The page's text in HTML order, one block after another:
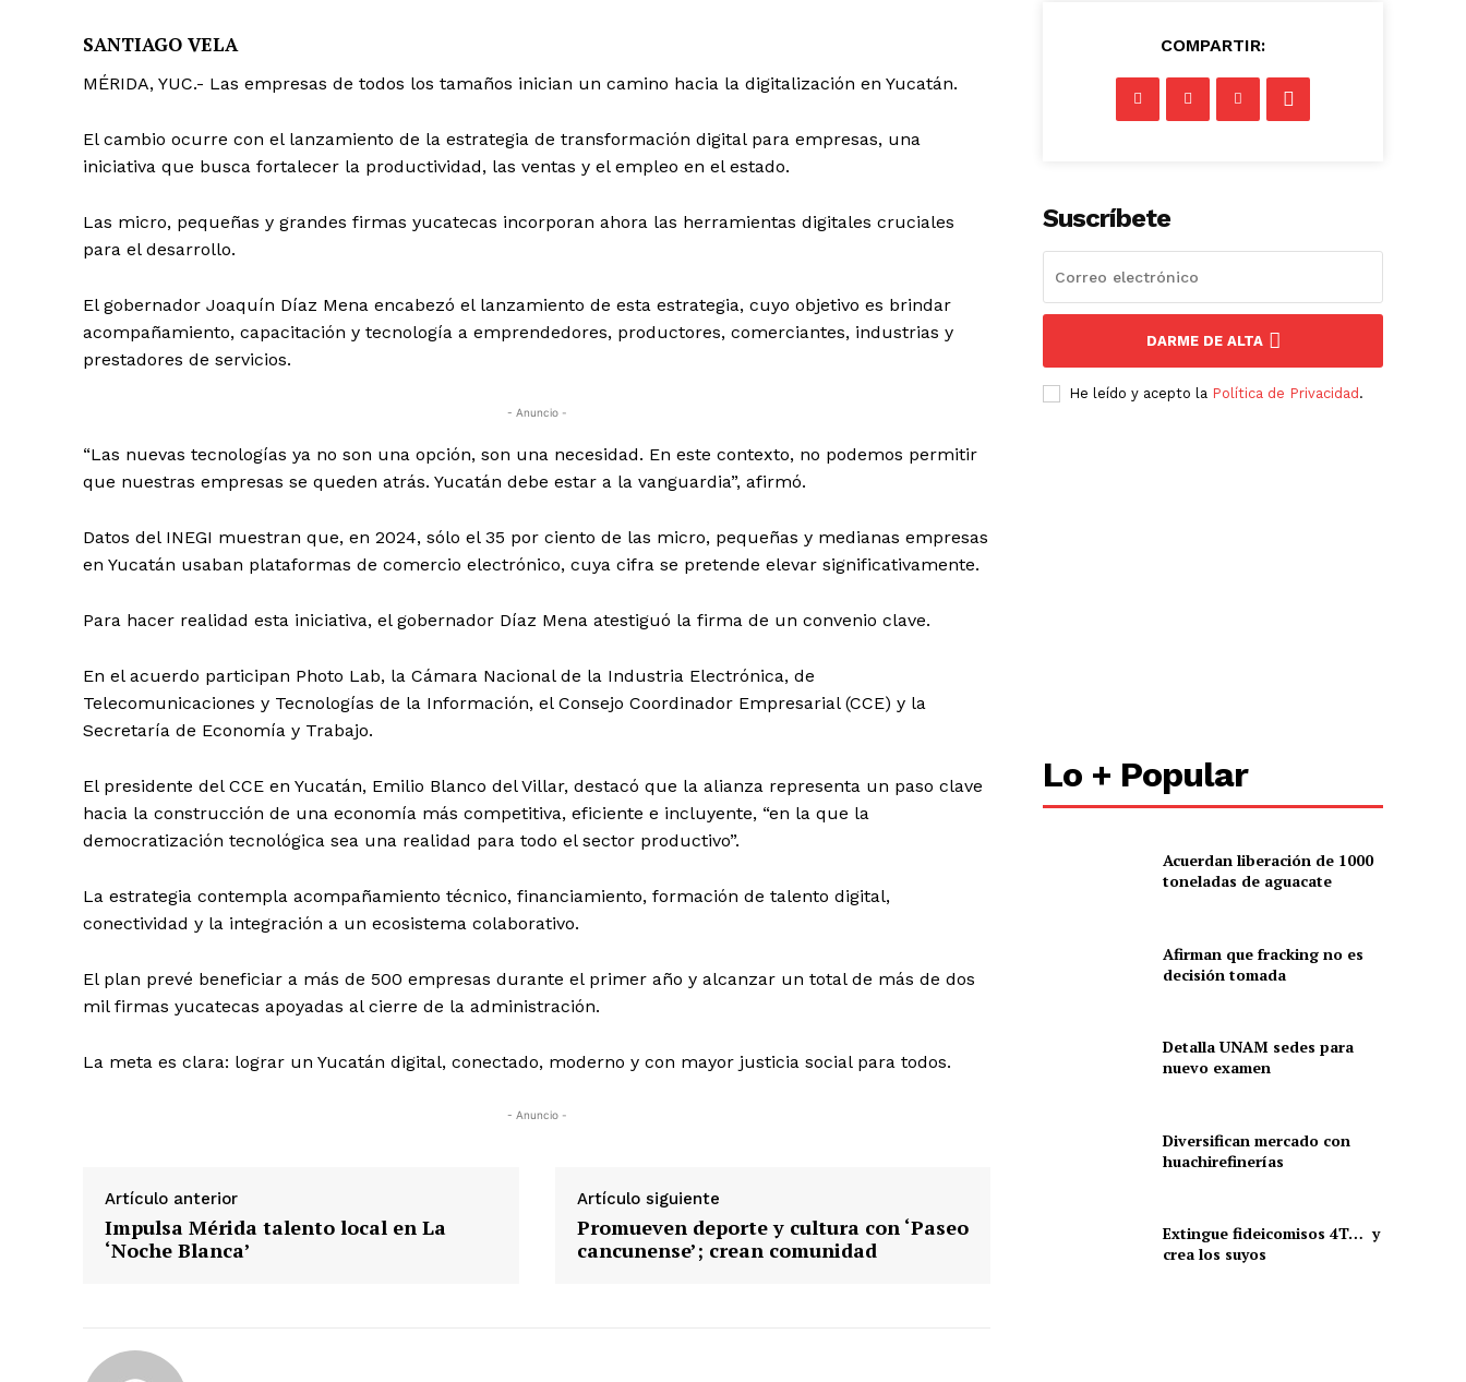
SANTIAGO VELA
MÉRIDA, YUC.- Las empresas de todos los tamaños inician un camino hacia la digitalización en Yucatán.
El cambio ocurre con el lanzamiento de la estrategia de transformación digital para empresas, una
iniciativa que busca fortalecer la productividad, las ventas y el empleo en el estado.
Las micro, pequeñas y grandes firmas yucatecas incorporan ahora las herramientas digitales cruciales
para el desarrollo.
El gobernador Joaquín Díaz Mena encabezó el lanzamiento de esta estrategia, cuyo objetivo es brindar
acompañamiento, capacitación y tecnología a emprendedores, productores, comerciantes, industrias y
prestadores de servicios.
- Anuncio -
“Las nuevas tecnologías ya no son una opción, son una necesidad. En este contexto, no podemos permitir
que nuestras empresas se queden atrás. Yucatán debe estar a la vanguardia”, afirmó.
Datos del INEGI muestran que, en 2024, sólo el 35 por ciento de las micro, pequeñas y medianas empresas
en Yucatán usaban plataformas de comercio electrónico, cuya cifra se pretende elevar significativamente.
Para hacer realidad esta iniciativa, el gobernador Díaz Mena atestiguó la firma de un convenio clave.
En el acuerdo participan Photo Lab, la Cámara Nacional de la Industria Electrónica, de
Telecomunicaciones y Tecnologías de la Información, el Consejo Coordinador Empresarial (CCE) y la
Secretaría de Economía y Trabajo.
El presidente del CCE en Yucatán, Emilio Blanco del Villar, destacó que la alianza representa un paso clave
hacia la construcción de una economía más competitiva, eficiente e incluyente, “en la que la
democratización tecnológica sea una realidad para todo el sector productivo”.
La estrategia contempla acompañamiento técnico, financiamiento, formación de talento digital,
conectividad y la integración a un ecosistema colaborativo.
El plan prevé beneficiar a más de 500 empresas durante el primer año y alcanzar un total de más de dos
mil firmas yucatecas apoyadas al cierre de la administración.
La meta es clara: lograr un Yucatán digital, conectado, moderno y con mayor justicia social para todos.
- Anuncio -
Artículo anterior
Impulsa Mérida talento local en La
‘Noche Blanca’
Artículo siguiente
Promueven deporte y cultura con ‘Paseo
cancunense’; crean comunidad
COMPARTIR:
Suscríbete
DARME DE ALTA
He leído y acepto la Política de Privacidad.
Lo + Popular
Acuerdan liberación de 1000
toneladas de aguacate
Afirman que fracking no es
decisión tomada
Detalla UNAM sedes para
nuevo examen
Diversifican mercado con
huachirefinerías
Extingue fideicomisos 4T… y
crea los suyos